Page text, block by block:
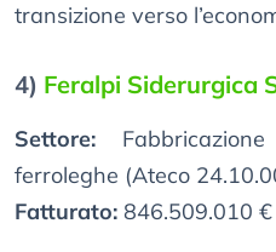
transizione verso
4) Feralpi Siderurgica
Settore:
ferroleghe (Ateco
Fatturato: 846.509.010